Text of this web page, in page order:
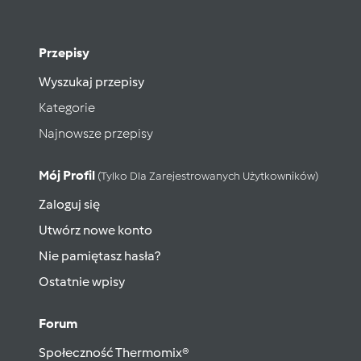
Przepisy
Wyszukaj przepisy
Kategorie
Najnowsze przepisy
Mój Profil (tylko Dla Zarejestrowanych Użytkowników)
Zaloguj się
Utwórz nowe konto
Nie pamiętasz hasła?
Ostatnie wpisy
Forum
Społeczność Thermomix®